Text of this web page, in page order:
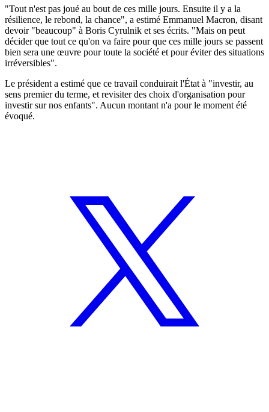
"Tout n'est pas joué au bout de ces mille jours. Ensuite il y a la
résilience, le rebond, la chance", a estimé Emmanuel Macron, disant
devoir "beaucoup" à Boris Cyrulnik et ses écrits. "Mais on peut
décider que tout ce qu'on va faire pour que ces mille jours se passent
bien sera une œuvre pour toute la société et pour éviter des situations
irréversibles".
Le président a estimé que ce travail conduirait l'État à "investir, au
sens premier du terme, et revisiter des choix d'organisation pour
investir sur nos enfants". Aucun montant n'a pour le moment été
évoqué.